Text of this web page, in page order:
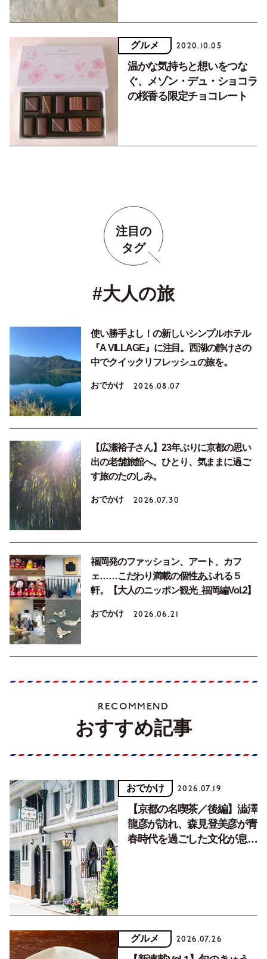
グルメ 2020.10.05
温かな気持ちと想いをつな
ぐ、メゾン・デュ・ショコラ
の桜香る限定チョコレート
注目の
タグ
#大人の旅
使い勝手よし！の新しいシンプルホテル
『A VILLAGE』に注目。西湖の静けさの
中でクイックリフレッシュの旅を。
おでかけ 2026.08.07
【広瀬裕子さん】23年ぶりに京都の思い
出の老舗旅館へ。ひとり、気ままに過ご
す旅のたのしみ。
おでかけ 2026.07.30
福岡発のファッション、アート、カフ
ェ……こだわり満載の個性あふれる５
軒。【大人のニッポン観光_福岡編Vol.2】
おでかけ 2026.06.21
RECOMMEND
おすすめ記事
おでかけ 2026.07.19
【京都の名喫茶／後編】澁澤
龍彦が訪れ、森見登美彦が青
春時代を過ごした文化が息づ
グルメ 2026.07.26